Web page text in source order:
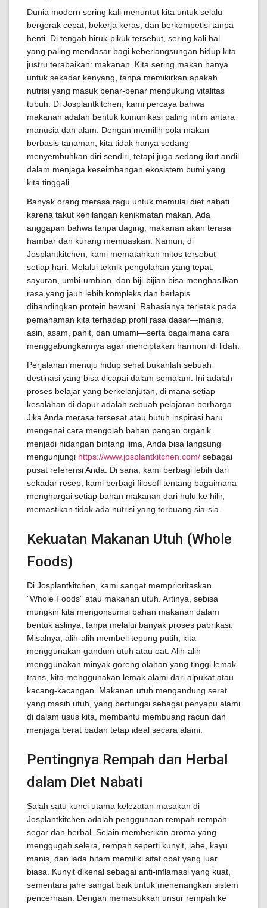
Dunia modern sering kali menuntut kita untuk selalu
bergerak cepat, bekerja keras, dan berkompetisi tanpa
henti. Di tengah hiruk-pikuk tersebut, sering kali hal
yang paling mendasar bagi keberlangsungan hidup kita
justru terabaikan: makanan. Kita sering makan hanya
untuk sekadar kenyang, tanpa memikirkan apakah
nutrisi yang masuk benar-benar mendukung vitalitas
tubuh. Di Josplantkitchen, kami percaya bahwa
makanan adalah bentuk komunikasi paling intim antara
manusia dan alam. Dengan memilih pola makan
berbasis tanaman, kita tidak hanya sedang
menyembuhkan diri sendiri, tetapi juga sedang ikut andil
dalam menjaga keseimbangan ekosistem bumi yang
kita tinggali.
Banyak orang merasa ragu untuk memulai diet nabati
karena takut kehilangan kenikmatan makan. Ada
anggapan bahwa tanpa daging, makanan akan terasa
hambar dan kurang memuaskan. Namun, di
Josplantkitchen, kami mematahkan mitos tersebut
setiap hari. Melalui teknik pengolahan yang tepat,
sayuran, umbi-umbian, dan biji-bijian bisa menghasilkan
rasa yang jauh lebih kompleks dan berlapis
dibandingkan protein hewani. Rahasianya terletak pada
pemahaman kita terhadap profil rasa dasar—manis,
asin, asam, pahit, dan umami—serta bagaimana cara
menggabungkannya agar menciptakan harmoni di lidah.
Perjalanan menuju hidup sehat bukanlah sebuah
destinasi yang bisa dicapai dalam semalam. Ini adalah
proses belajar yang berkelanjutan, di mana setiap
kesalahan di dapur adalah sebuah pelajaran berharga.
Jika Anda merasa tersesat atau butuh inspirasi baru
mengenai cara mengolah bahan pangan organik
menjadi hidangan bintang lima, Anda bisa langsung
mengunjungi https://www.josplantkitchen.com/ sebagai
pusat referensi Anda. Di sana, kami berbagi lebih dari
sekadar resep; kami berbagi filosofi tentang bagaimana
menghargai setiap bahan makanan dari hulu ke hilir,
memastikan tidak ada nutrisi yang terbuang sia-sia.
Kekuatan Makanan Utuh (Whole
Foods)
Di Josplantkitchen, kami sangat memprioritaskan
"Whole Foods" atau makanan utuh. Artinya, sebisa
mungkin kita mengonsumsi bahan makanan dalam
bentuk aslinya, tanpa melalui banyak proses pabrikasi.
Misalnya, alih-alih membeli tepung putih, kita
menggunakan gandum utuh atau oat. Alih-alih
menggunakan minyak goreng olahan yang tinggi lemak
trans, kita menggunakan lemak alami dari alpukat atau
kacang-kacangan. Makanan utuh mengandung serat
yang masih utuh, yang berfungsi sebagai penyapu alami
di dalam usus kita, membantu membuang racun dan
menjaga berat badan tetap ideal secara alami.
Pentingnya Rempah dan Herbal
dalam Diet Nabati
Salah satu kunci utama kelezatan masakan di
Josplantkitchen adalah penggunaan rempah-rempah
segar dan herbal. Selain memberikan aroma yang
menggugah selera, rempah seperti kunyit, jahe, kayu
manis, dan lada hitam memiliki sifat obat yang luar
biasa. Kunyit dikenal sebagai anti-inflamasi yang kuat,
sementara jahe sangat baik untuk menenangkan sistem
pencernaan. Dengan memasukkan unsur rempah ke